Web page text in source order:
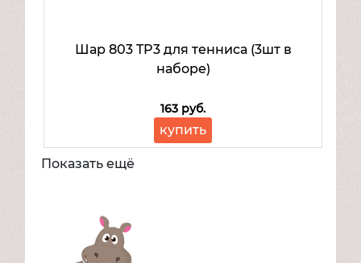
Шар 803 TP3 для тенниса (3шт в
наборе)
163 руб.
купить
Показать ещё